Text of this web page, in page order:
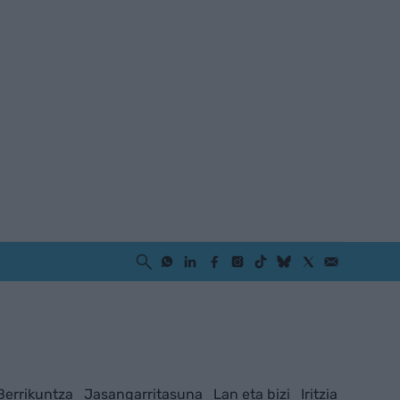
Jasangarritasuna Lan eta bizi Iritzia